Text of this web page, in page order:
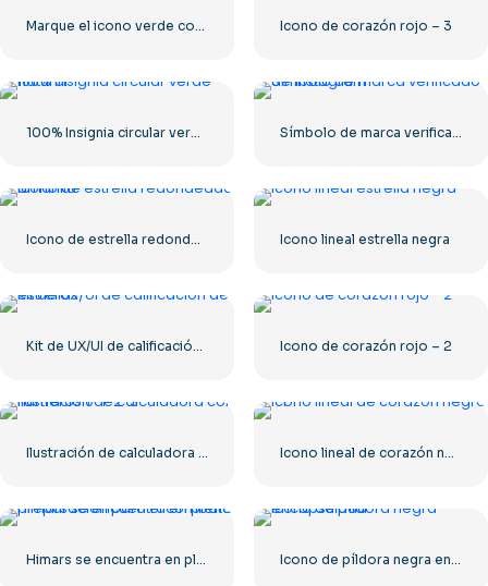
Icono de corazón rojo – 3
Icono lineal estrella negra
Icono de corazón rojo – 2